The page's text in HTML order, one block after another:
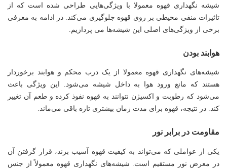
شیشه نگهداری قهوه معمولا با ویژگی‌هایی طراحی شده است که از
تاثیرات منفی محیطی بر روی قهوه جلوگیری می‌کند. در ادامه به معرفی
برخی از ویژگی‌های اصلی این شیشه‌ها می پردازیم.
هوابند بودن
شیشه‌های نگهداری قهوه معمولا از یک درب محکم و هوابند برخوردار
هستند که مانع ورود هوا به داخل شیشه می‌شود. این ویژگی باعث
می‌شود که رطوبت و اکسیژن نتوانند به قهوه نفوذ کرده و طعم آن تغییر
کند. در نتیجه، قهوه برای مدت زمان بیشتری تازه باقی می‌ماند.
مقاومت در برابر نور
یکی از عواملی که می‌تواند به کیفیت قهوه آسیب بزند، قرار گرفتن آن
در معرض نور مستقیم است. شیشه‌های نگهداری قهوه معمولاً از جنس